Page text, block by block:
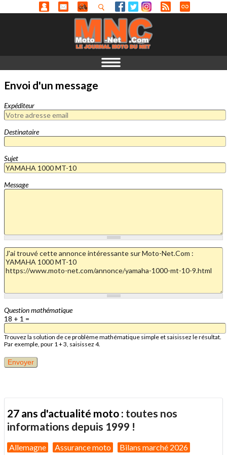
Envoi d'un message
Expéditeur
Destinataire
Sujet
Message
Question mathématique
18 + 1 =
Trouvez la solution de ce problème mathématique simple et saisissez le résultat.
Par exemple, pour 1 + 3, saisissez 4.
27 ans d'actualité moto : toutes nos
informations depuis 1999 !
Allemagne Assurance moto Bilans marché 2026